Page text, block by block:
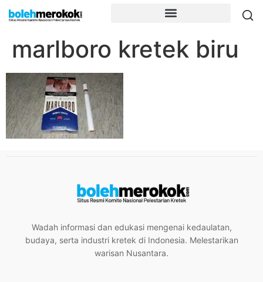
marlboro kretek biru
Wadah informasi dan edukasi mengenai kedaulatan,
budaya, serta industri kretek di Indonesia. Melestarikan
warisan Nusantara.